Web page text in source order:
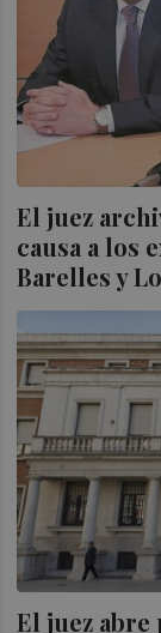
El juez
causa a los
Barelles y
El juez